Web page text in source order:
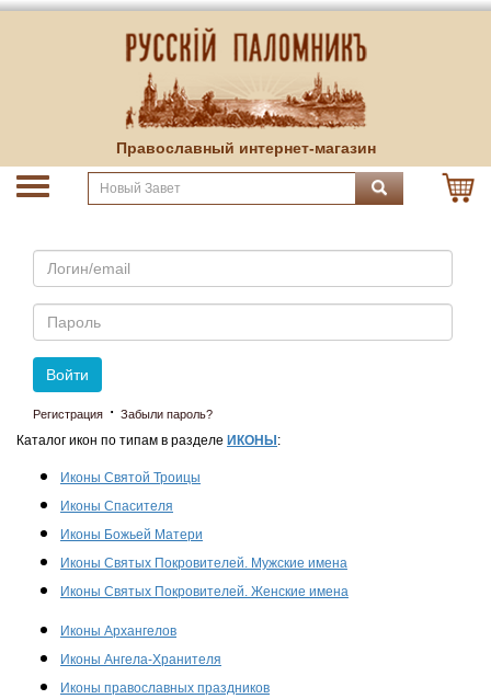
Православный интернет-магазин
Email
Пароль
Войти
Регистрация · Забыли пароль?
Каталог икон по типам в разделе ИКОНЫ :
Иконы Святой Троицы
Иконы Спасителя
Иконы Божьей Матери
Иконы Святых Покровителей. Мужские имена
Иконы Святых Покровителей. Женские имена
Иконы Архангелов
Иконы Ангела-Хранителя
Иконы православных праздников